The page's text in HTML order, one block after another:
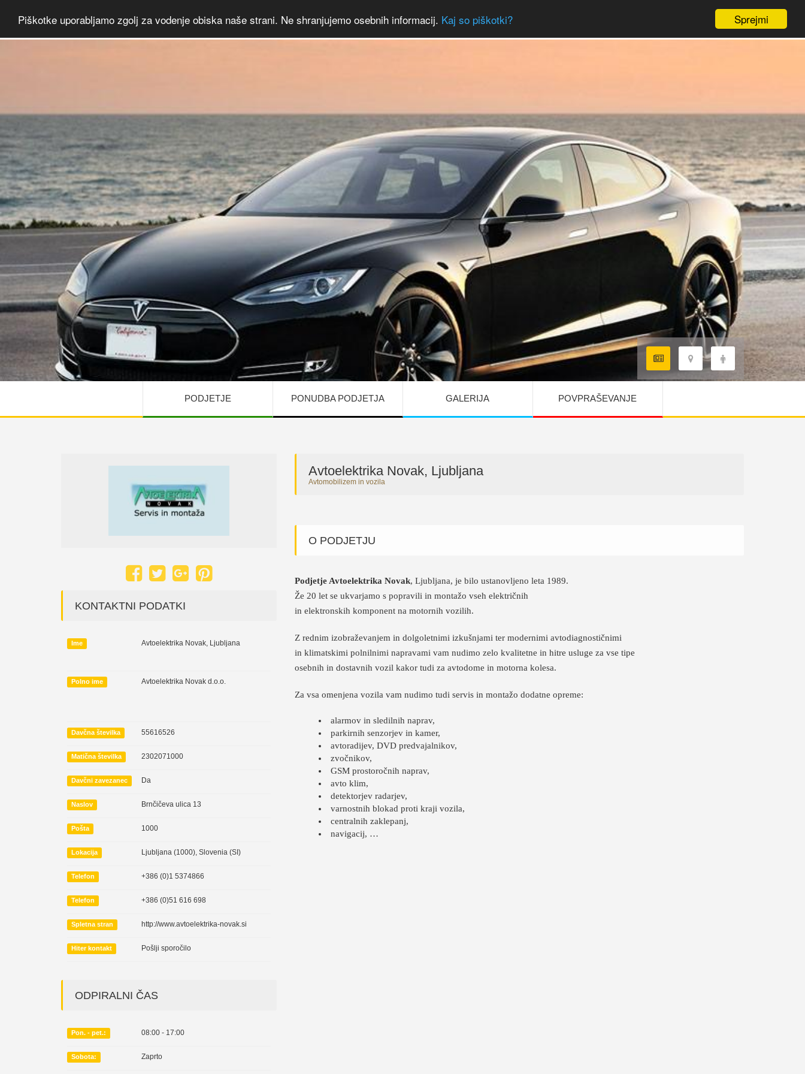
Sprejmi
Piškotke uporabljamo zgolj za vodenje obiska naše strani. Ne shranjujemo osebnih informacij. Kaj so piškotki?
PODJETJE PONUDBA PODJETJA GALERIJA POVPRAŠEVANJE
Avtoelektrika Novak, Ljubljana
Avtomobilizem in vozila
O PODJETJU
Podjetje Avtoelektrika Novak, Ljubljana, je bilo ustanovljeno leta 1989.
Že 20 let se ukvarjamo s popravili in montažo vseh električnih
in elektronskih komponent na motornih vozilih.
Z rednim izobraževanjem in dolgoletnimi izkušnjami ter modernimi avtodiagnostičnimi
in klimatskimi polnilnimi napravami vam nudimo zelo kvalitetne in hitre usluge za vse tipe
osebnih in dostavnih vozil kakor tudi za avtodome in motorna kolesa.
Za vsa omenjena vozila vam nudimo tudi servis in montažo dodatne opreme:
alarmov in sledilnih naprav,
parkirnih senzorjev in kamer,
avtoradijev, DVD predvajalnikov,
zvočnikov,
GSM prostoročnih naprav,
avto klim,
detektorjev radarjev,
varnostnih blokad proti kraji vozila,
centralnih zaklepanj,
navigacij, …
KONTAKTNI PODATKI
Ime Avtoelektrika Novak, Ljubljana
Polno ime Avtoelektrika Novak d.o.o.
Davčna številka 55616526
Matična številka 2302071000
Davčni zavezanec Da
Naslov Brnčičeva ulica 13
Pošta 1000
Lokacija Ljubljana (1000), Slovenia (SI)
Telefon +386 (0)1 5374866
Telefon +386 (0)51 616 698
Spletna stran http://www.avtoelektrika-novak.si
Hiter kontakt Pošlji sporočilo
ODPIRALNI ČAS
Pon. - pet.: 08:00 - 17:00
Sobota: Zaprto